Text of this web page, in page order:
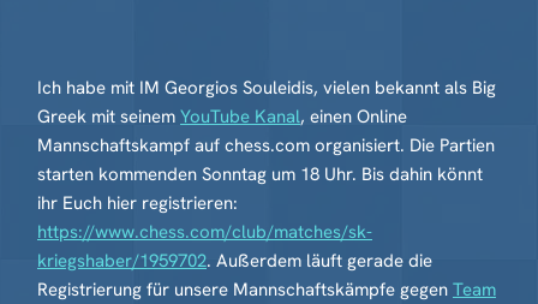
Ich habe mit IM Georgios Souleidis, vielen bekannt als Big
Greek mit seinem YouTube Kanal, einen Online
Mannschaftskampf auf chess.com organisiert. Die Partien
starten kommenden Sonntag um 18 Uhr. Bis dahin könnt
ihr Euch hier registrieren:
https://www.chess.com/club/matches/sk-
kriegshaber/1959702. Außerdem läuft gerade die
Registrierung für unsere Mannschaftskämpfe gegen Team